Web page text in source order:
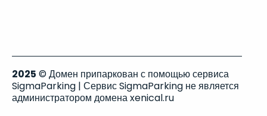
2025 © Домен припаркован с помощью сервиса
SigmaParking | Сервис SigmaParking не является
администратором домена xenical.ru